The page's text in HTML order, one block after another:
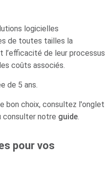
logicielles
de toutes tailles la
l’efficacité de leur processus
coûts associés.
de 5 ans.
bon choix, consultez l'onglet
consulter notre guide.
pour vos